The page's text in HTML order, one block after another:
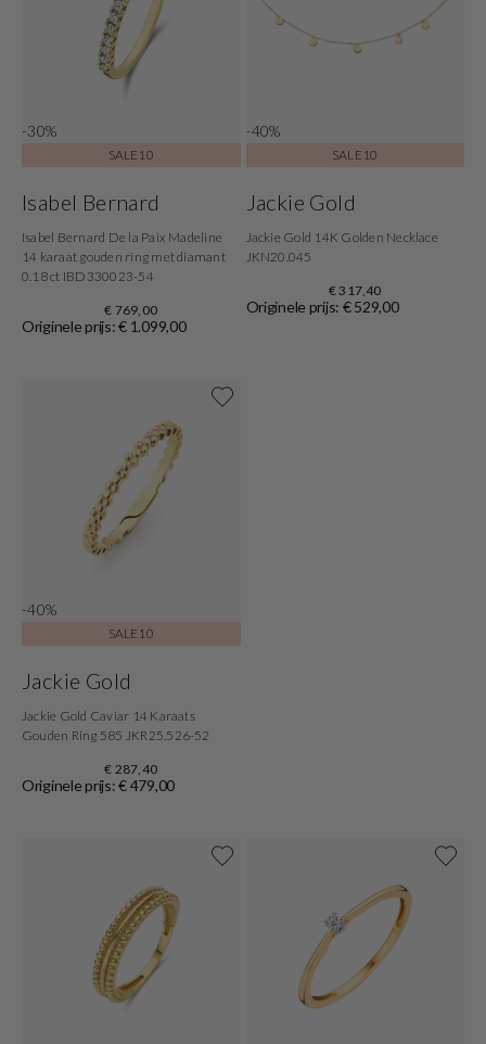
-30%
SALE10
Isabel Bernard
Isabel Bernard De la Paix Madeline
14 karaat gouden ring met diamant
0.18 ct IBD330023-54
€ 769,00
Originele prijs: € 1.099,00
-40%
SALE10
Jackie Gold
Jackie Gold 14K Golden Necklace
JKN20.045
€ 317,40
Originele prijs: € 529,00
-40%
SALE10
Jackie Gold
Jackie Gold Caviar 14 Karaats
Gouden Ring 585 JKR25.526-52
€ 287,40
Originele prijs: € 479,00